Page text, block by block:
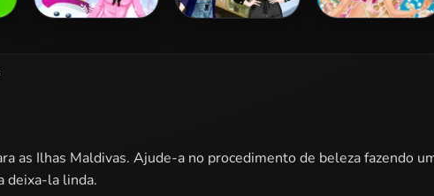
as Ilhas Maldivas. Ajude-a no procedimento de beleza fazendo
deixa-la linda.